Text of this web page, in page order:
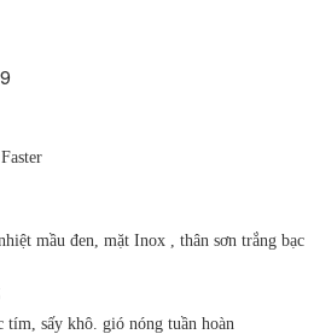
mầu đen, mặt Inox , thân sơn trắng bạc
sấy khô. gió nóng tuần hoàn